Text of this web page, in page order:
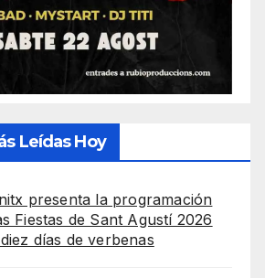
Leídas Hoy
presenta la programación
Fiestas de Sant Agustí 2026
días de verbenas